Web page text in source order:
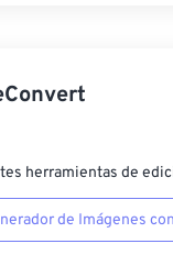
herramientas de
de Imágenes